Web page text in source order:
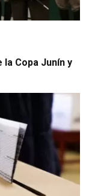
Copa Junín y